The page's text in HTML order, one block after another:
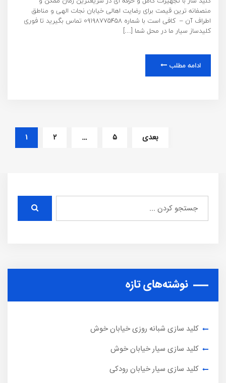
منصفانه ترین قیمت برای رضایت اهالی خیابان نجات الهی و مناطق
اطراف آن – کافی است با شماره ۰۹۱۹۸۷۷۵۴۵۸ تماس بگیرید تا فوری
کلیدساز سیار ما در محل شما […]
ادامه مطلب
۱ ۲ … ۵ بعدی
نوشته‌های تازه
کلید سازی شبانه روزی خیابان خوش
کلید سازی سیار خیابان خوش
کلید سازی سیار خیابان رودکی